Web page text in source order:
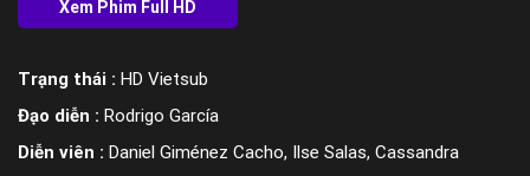
Trạng thái : HD Vietsub
Đạo diễn : Rodrigo García
Diễn viên : Daniel Giménez Cacho, Ilse Salas, Cassandra